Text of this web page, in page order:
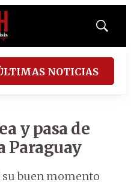
Mostrar
NOTICIAS
y pasa de
Paraguay
su buen momento